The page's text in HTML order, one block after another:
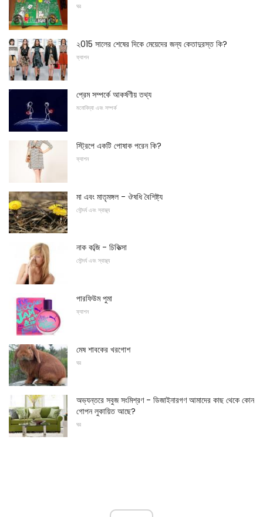
ঘর
২015 সালের শেষের দিকে মেয়েদের জন্য কেতাদুরস্ত কি?
ফ্যাশন
প্রেম সম্পর্কে আকর্ষণীয় তথ্য
মনোবিদ্যা এবং সম্পর্ক
স্ট্রিপে একটি পোষাক পরেন কি?
ফ্যাশন
মা এবং মাতৃমঙ্গল - ঔষধি বৈশিষ্ট্য
সৌন্দর্য এবং স্বাস্থ্য
নাক কব্জি - চিকিত্সা
সৌন্দর্য এবং স্বাস্থ্য
পারফিউম পুমা
ফ্যাশন
মেষ শাবকের খরগোশ
ঘর
অভ্যন্তরে সবুজ সংমিশ্রণ - ডিজাইনারগণ আমাদের কাছ থেকে কোন
গোপন লুকায়িত আছে?
ঘর